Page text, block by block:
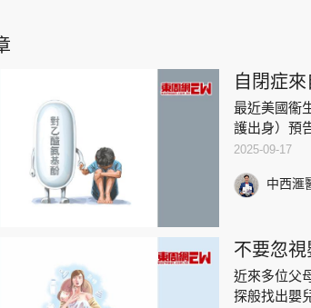
自閉症
最近美國衞
護出身）預
普政府關係
孩童將來有
2025-09-17
中西滙
不要忽
近來多位父
探般找出嬰